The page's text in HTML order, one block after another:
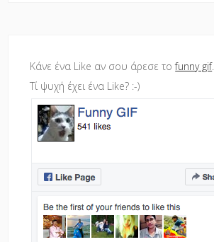
Κάνε ένα Like αν σου άρεσε τοfunny gif.
Τί ψυχή έχει ένα Like? :-)